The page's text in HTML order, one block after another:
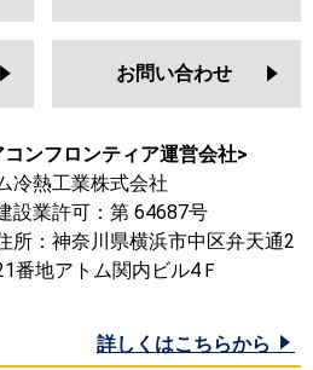
お問い合わせ
コンフロンティア運営会社>
冷熱工業株式会社
設業許可：第 64687号
所：神奈川県横浜市中区弁天通2
番地アトム関内ビル4Ｆ
詳しくはこちらから